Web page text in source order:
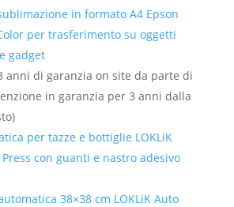
in formato A4 Epson
per trasferimento su oggetti
gadget
anni di garanzia on site da parte di
in garanzia per 3 anni dalla
per tazze e bottiglie LOKLiK
con guanti e nastro adesivo
38×38 cm LOKLiK Auto